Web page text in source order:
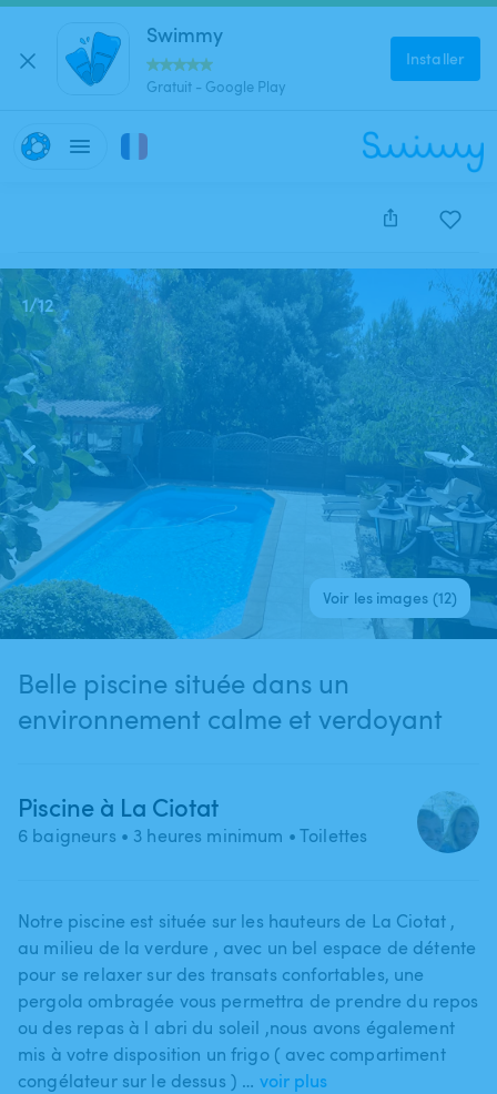
Swimmy
Gratuit - Google Play
Installer
Cette annonce est close et ne peut être réservée.
1/12
Voir les images (12)
Belle piscine située dans un
environnement calme et verdoyant
Piscine à La Ciotat
6 baigneurs • 3 heures minimum • Toilettes
Notre piscine est située sur les hauteurs de La Ciotat ​,​
au milieu de la verdure ​,​ avec un bel espace de détente
pour se relaxer sur des transats confortables​,​ une
pergola ombragée vous permettra de prendre du repos
ou des repas à l abri du soleil ​,​nous avons également
mis à votre disposition un frigo ( avec compartiment
congélateur sur le dessus ) … voir plus